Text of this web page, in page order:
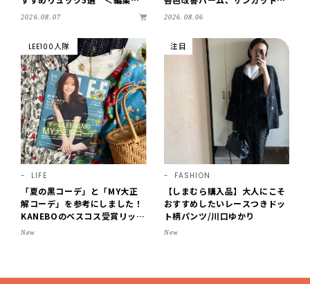
セレクト＞【LEEマルシェ】
2026.08.07
どを「夏の紫外線対策」に愛用
スメ・2026】
2026.08.06
LEE100人隊
LIFE
「夏の黒コーデ」と「MY大正
解コーデ」を参考にしました！
KANEBOのベスコス受賞リップ
購入も。LEE8・9月号を読んだ
New
注目
FASHION
【しまむら購入品】大人にこそ
おすすめしたいレースつきドッ
ト柄パンツ/川口ゆかり
New